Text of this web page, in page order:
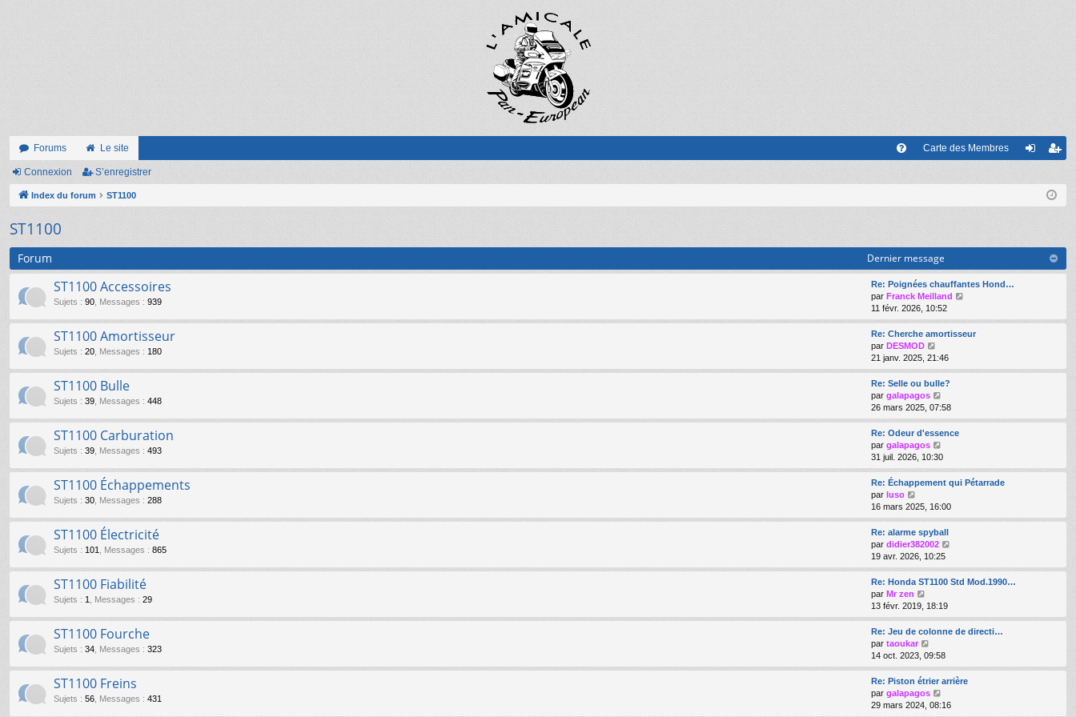
Forums Le site Carte des Membres
nr
re
Connexion S’enregistrer
Index du forum ST1100
ST1100
Forum Dernier message
ST1100 Accessoires
Sujets : 90 Messages : 939
Re: Poignées chauffantes Hond…
par Franck Meilland
i
r
d
s
s
e
11 févr. 2026, 10:52
ST1100 Amortisseur
Sujets : 20 Messages : 180
Re: Cherche amortisseur
par DESMOD
o
i
r
l
e
d
r
n
r
e
s
a
g
e
21 janv. 2025, 21:46
ST1100 Bulle
Sujets : 39 Messages : 448
Re: Selle ou bulle?
par galapagos
o
i
r
e
d
e
n
r
m
e
s
s
g
e
26 mars 2025, 07:58
ST1100 Carburation
Sujets : 39 Messages : 493
Re: Odeur d'essence
par galapagos
o
i
r
e
d
e
r
n
r
e
s
s
g
e
31 juil. 2026, 10:30
ST1100 Échappements
Sujets : 30 Messages : 288
Re: Échappement qui Pétarrade
par luso
o
i
r
l
e
d
e
r
n
r
m
e
s
s
a
g
16 mars 2025, 16:00
ST1100 Électricité
Sujets : 101 Messages : 865
Re: alarme spyball
par didier382002
i
r
d
r
19 avr. 2026, 10:25
ST1100 Fiabilité
Sujets : 1 Messages : 29
Re: Honda ST1100 Std Mod.1990…
par Mr zen
o
i
r
l
e
d
e
n
i
13 févr. 2019, 18:19
ST1100 Fourche
Sujets : 34 Messages : 323
Re: Jeu de colonne de directi…
par taoukar
o
i
r
l
e
d
14 oct. 2023, 09:58
ST1100 Freins
Sujets : 56 Messages : 431
Re: Piston étrier arrière
par galapagos
o
29 mars 2024, 08:16